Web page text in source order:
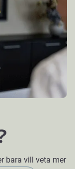
bara vill veta mer